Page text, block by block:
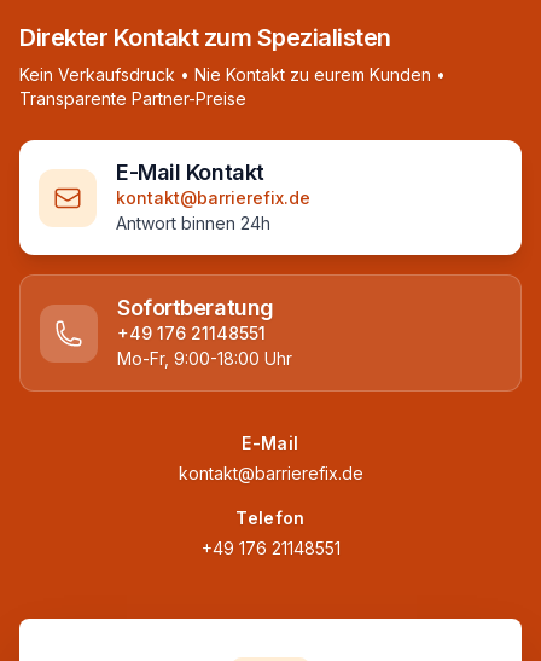
Direkter Kontakt zum Spezialisten
Kein Verkaufsdruck • Nie Kontakt zu eurem Kunden •
Transparente Partner-Preise
E-Mail Kontakt
kontakt@barrierefix.de
Antwort binnen 24h
Sofortberatung
+49 176 21148551
Mo-Fr, 9:00-18:00 Uhr
E-Mail
kontakt@barrierefix.de
Telefon
+49 176 21148551